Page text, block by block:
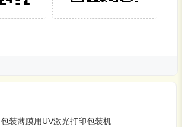
包装薄膜用UV激光打印包装机